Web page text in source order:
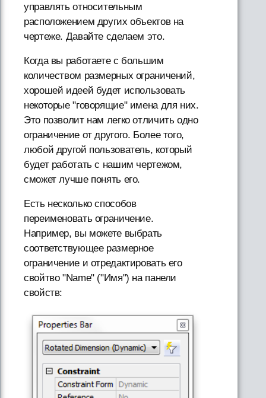
управлять относительным
расположением других объектов на
чертеже. Давайте сделаем это.
Когда вы работаете с большим
количеством размерных ограничений,
хорошей идеей будет использовать
некоторые "говорящие" имена для них.
Это позволит нам легко отличить одно
ограничение от другого. Более того,
любой другой пользователь, который
будет работать с нашим чертежом,
сможет лучше понять его.
Есть несколько способов
переименовать ограничение.
Например, вы можете выбрать
соответствующее размерное
ограничение и отредактировать его
свойтво "Name" ("Имя") на панели
свойств: